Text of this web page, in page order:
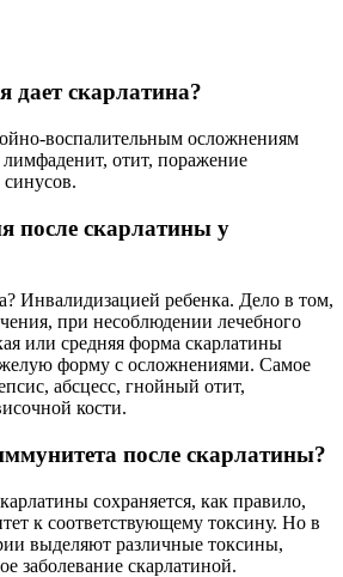
дает скарлатина?
воспалительным осложнениям
лимфаденит, отит, поражение
после скарлатины у
Инвалидизацией ребенка. Дело в том,
при несоблюдении лечебного
или средняя форма скарлатины
форму с осложнениями. Самое
абсцесс, гнойный отит,
кости.
после скарлатины?
сохраняется, как правило,
к соответствующему токсину. Но в
выделяют различные токсины,
заболевание скарлатиной.